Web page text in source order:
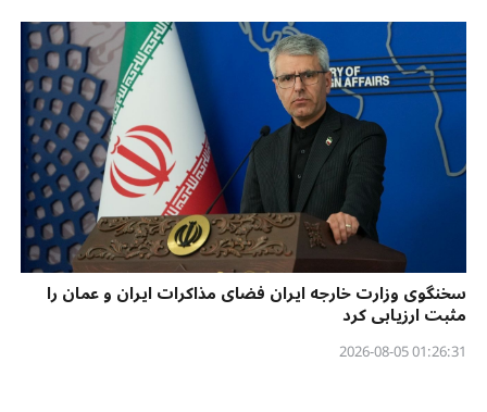
سخنگوی وزارت خارجه ایران فضای مذاکرات ایران و عمان را
مثبت ارزیابی کرد
01:26:31 2026-08-05